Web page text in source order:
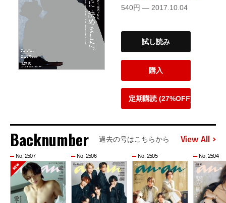
540円 — 2017.10.04
試し読み
購入
定期購読 (27%OFF)
Backnumber 過去の号はこちらから View All
No. 2507 No. 2506 No. 2505 No. 2504